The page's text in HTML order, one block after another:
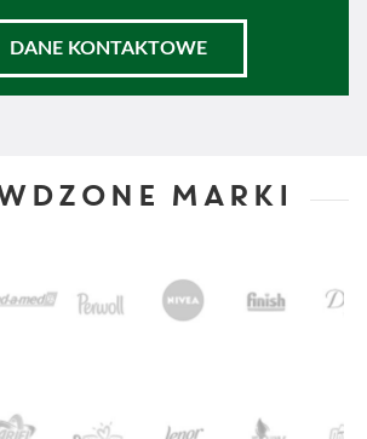
DANE KONTAKTOWE
MARKI